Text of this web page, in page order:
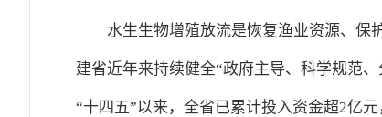
水生生物增殖放流是恢复渔业资源、保
建省近年来持续健全“政府主导、科学规范
“十四五”以来，全省已累计投入资金超2亿